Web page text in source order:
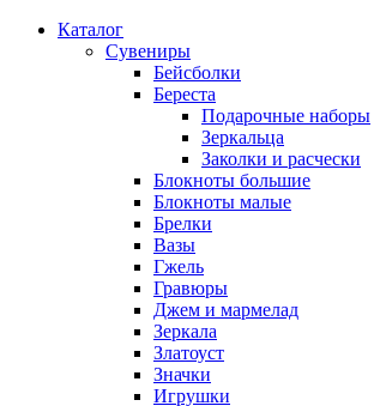
Каталог
Сувениры
Бейсболки
Береста
Подарочные наборы
Зеркальца
Заколки и расчески
Блокноты большие
Блокноты малые
Брелки
Вазы
Гжель
Гравюры
Джем и мармелад
Зеркала
Златоуст
Значки
Игрушки